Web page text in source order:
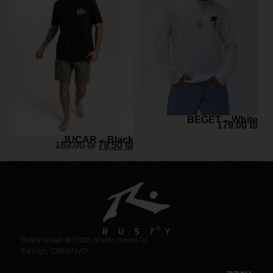
JUCAR – Black
159.00₪ 79.50₪
BEGET – White
179.00 ₪
Rusty Israel © 2025 כל הזכויות שמורות
Design: CREATIVO